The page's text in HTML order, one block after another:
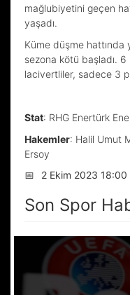
mağlubiyetini geçen
yaşadı.
Küme düşme hattında
sezona kötü başladı.
lacivertliler, sadece 3
Stat: RHG Enertürk
Hakemler: Halil Umut
Ersoy
📅
2 Ekim 2023 18:00
Son Spor